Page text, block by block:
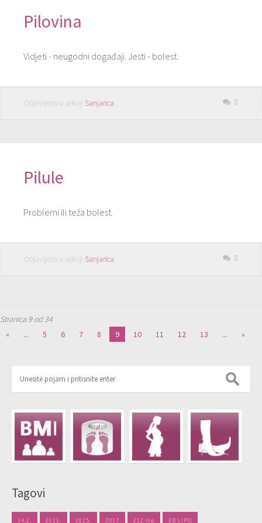
Pilovina
Vidjeti - neugodni događaji. Jesti - bolest.
Objavljeno u sekciji Sanjarica 0
Pilule
Problemi ili teža bolest.
Objavljeno u sekciji Sanjarica 0
Stranica 9 od 34
«
... 5 6 7 8 9 10 11 12 13 ... »
Tagovi
14.2. 2013. 2015. 2017 212 Ice 3D LIPO